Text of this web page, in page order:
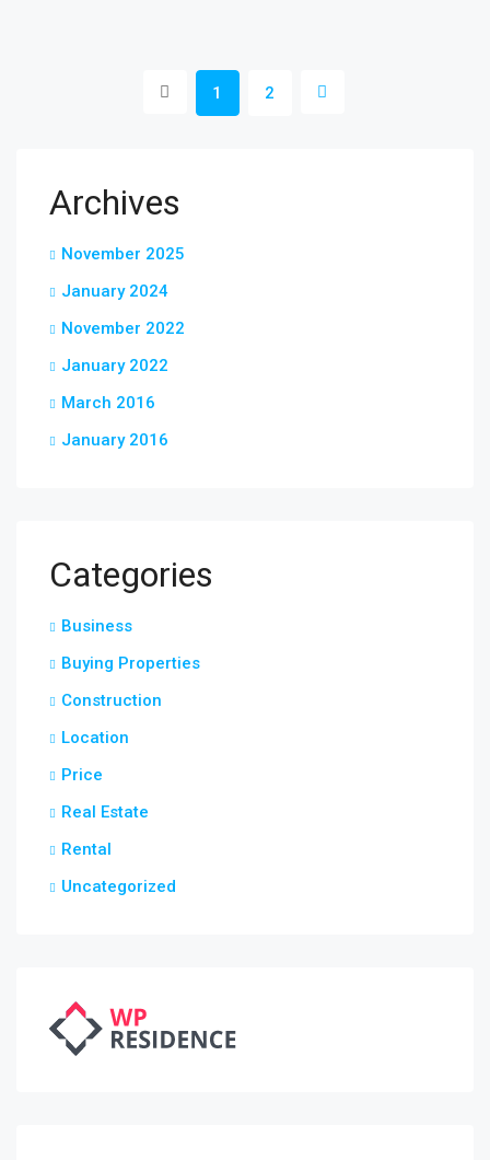
1 2
Archives
November 2025
January 2024
November 2022
January 2022
March 2016
January 2016
Categories
Business
Buying Properties
Construction
Location
Price
Real Estate
Rental
Uncategorized